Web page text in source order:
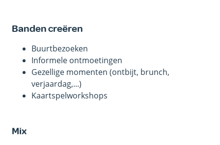
Banden creëren
Buurtbezoeken
Informele ontmoetingen
Gezellige momenten (ontbijt, brunch,
verjaardag,...)
Kaartspelworkshops
Mix